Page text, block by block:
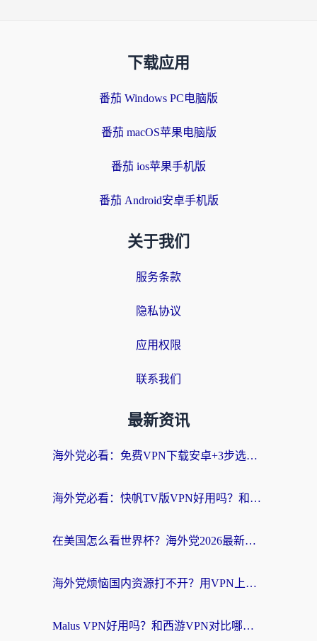
下载应用
番茄 Windows PC电脑版
番茄 macOS苹果电脑版
番茄 ios苹果手机版
番茄 Android安卓手机版
关于我们
服务条款
隐私协议
应用权限
联系我们
最新资讯
海外党必看：免费VPN下载安卓+3步选对国外到国内加速器，无缝刷国内资源
海外党必看：快帆TV版VPN好用吗？和斧牛手游VPN对比哪个回国效果更好？附电脑翻墙回国实用技巧
在美国怎么看世界杯？海外党2026最新回国加速器指南：从影音到游戏全搞定
海外党烦恼国内资源打不开？用VPN上海节点+这几点，轻松搞定回国加速！
Malus VPN好用吗？和西游VPN对比哪个回国效果更好？海外党亲测后的真实选择